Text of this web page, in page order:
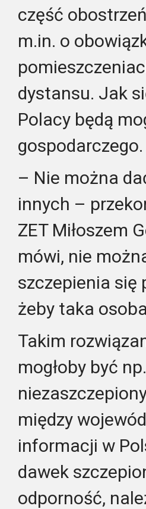
część
m.in. o
dystansu. Jak
Polacy będą
gospodarczego.
– Nie można
innych –
ZET Miłoszem
mówi, nie
szczepienia się
żeby taka
Takim
mogłoby być
między
informacji w
dawek
odporność,